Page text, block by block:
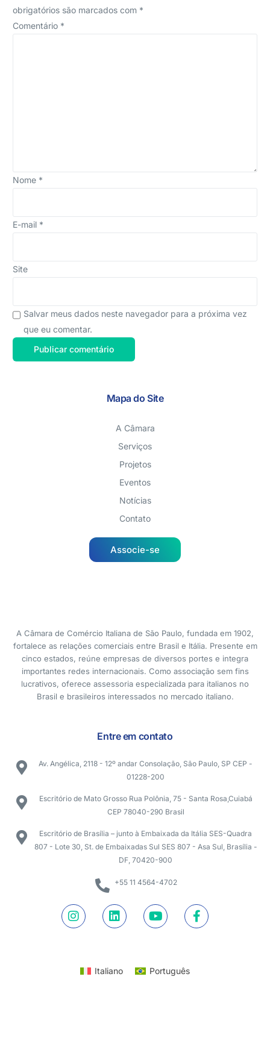
obrigatórios são marcados com *
Comentário *
Nome *
E-mail *
Site
Salvar meus dados neste navegador para a próxima vez
que eu comentar.
Mapa do Site
A Câmara
Serviços
Projetos
Eventos
Notícias
Contato
Associe-se
A Câmara de Comércio Italiana de São Paulo, fundada em 1902,
fortalece as relações comerciais entre Brasil e Itália. Presente em
cinco estados, reúne empresas de diversos portes e integra
importantes redes internacionais. Como associação sem fins
lucrativos, oferece assessoria especializada para italianos no
Brasil e brasileiros interessados no mercado italiano.
Entre em contato
Av. Angélica, 2118 - 12º andar Consolação, São Paulo, SP CEP -
01228-200
Escritório de Mato Grosso Rua Polônia, 75 - Santa Rosa,Cuiabá
CEP 78040-290 Brasil
Escritório de Brasília – junto à Embaixada da Itália SES-Quadra
807 - Lote 30, St. de Embaixadas Sul SES 807 - Asa Sul, Brasília -
DF, 70420-900
+55 11 4564-4702
Italiano Português